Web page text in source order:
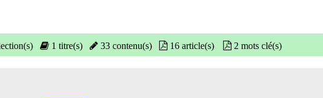
1 titre(s) 33 contenu(s) 16 article(s) 2 mots clé(s)